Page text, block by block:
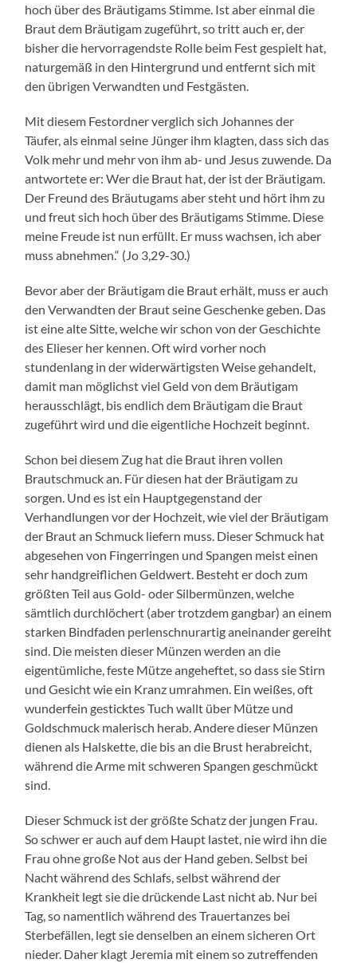
hoch über des Bräutigams Stimme. Ist aber einmal die
Braut dem Bräutigam zugeführt, so tritt auch er, der
bisher die hervorragendste Rolle beim Fest gespielt hat,
naturgemäß in den Hintergrund und entfernt sich mit
den übrigen Verwandten und Festgästen.
Mit diesem Festordner verglich sich Johannes der
Täufer, als einmal seine Jünger ihm klagten, dass sich das
Volk mehr und mehr von ihm ab- und Jesus zuwende. Da
antwortete er: Wer die Braut hat, der ist der Bräutigam.
Der Freund des Bräutugams aber steht und hört ihm zu
und freut sich hoch über des Bräutigams Stimme. Diese
meine Freude ist nun erfüllt. Er muss wachsen, ich aber
muss abnehmen.“ (Jo 3,29-30.)
Bevor aber der Bräutigam die Braut erhält, muss er auch
den Verwandten der Braut seine Geschenke geben. Das
ist eine alte Sitte, welche wir schon von der Geschichte
des Elieser her kennen. Oft wird vorher noch
stundenlang in der widerwärtigsten Weise gehandelt,
damit man möglichst viel Geld von dem Bräutigam
herausschlägt, bis endlich dem Bräutigam die Braut
zugeführt wird und die eigentliche Hochzeit beginnt.
Schon bei diesem Zug hat die Braut ihren vollen
Brautschmuck an. Für diesen hat der Bräutigam zu
sorgen. Und es ist ein Hauptgegenstand der
Verhandlungen vor der Hochzeit, wie viel der Bräutigam
der Braut an Schmuck liefern muss. Dieser Schmuck hat
abgesehen von Fingerringen und Spangen meist einen
sehr handgreiflichen Geldwert. Besteht er doch zum
größten Teil aus Gold- oder Silbermünzen, welche
sämtlich durchlöchert (aber trotzdem gangbar) an einem
starken Bindfaden perlenschnurartig aneinander gereiht
sind. Die meisten dieser Münzen werden an die
eigentümliche, feste Mütze angeheftet, so dass sie Stirn
und Gesicht wie ein Kranz umrahmen. Ein weißes, oft
wunderfein gesticktes Tuch wallt über Mütze und
Goldschmuck malerisch herab. Andere dieser Münzen
dienen als Halskette, die bis an die Brust herabreicht,
während die Arme mit schweren Spangen geschmückt
sind.
Dieser Schmuck ist der größte Schatz der jungen Frau.
So schwer er auch auf dem Haupt lastet, nie wird ihn die
Frau ohne große Not aus der Hand geben. Selbst bei
Nacht während des Schlafs, selbst während der
Krankheit legt sie die drückende Last nicht ab. Nur bei
Tag, so namentlich während des Trauertanzes bei
Sterbefällen, legt sie denselben an einem sicheren Ort
nieder. Daher klagt Jeremia mit einem so zutreffenden